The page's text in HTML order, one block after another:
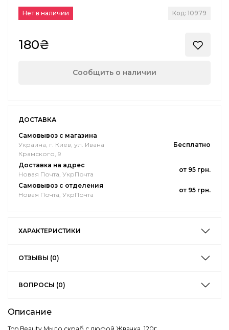
Нет в наличии Код: 10979
180₴
Сообщить о наличии
ДОСТАВКА
Самовывоз с магазина
Украина, г. Киев, ул. Ивана
Крамского, 9
Бесплатно
Доставка на адрес
Новая Почта, УкрПочта
от 95 грн.
Самовывоз с отделения
Новая Почта, УкрПочта
от 95 грн.
ХАРАКТЕРИСТИКИ
ОТЗЫВЫ (0)
ВОПРОСЫ (0)
Описание